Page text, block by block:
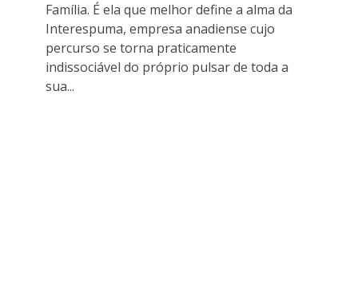
Família. É ela que melhor define a alma da
Interespuma, empresa anadiense cujo
percurso se torna praticamente
indissociável do próprio pulsar de toda a
sua...